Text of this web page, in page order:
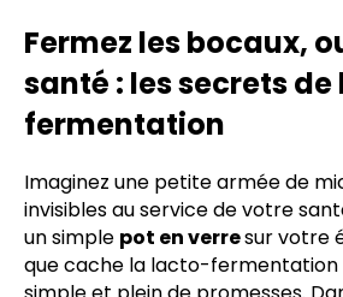
Fermez les bocaux,
santé : les secrets
fermentation
Imaginez une petite armée de
invisibles au service de votre
un simple pot en verresur votre
que cache la lacto-fermentation